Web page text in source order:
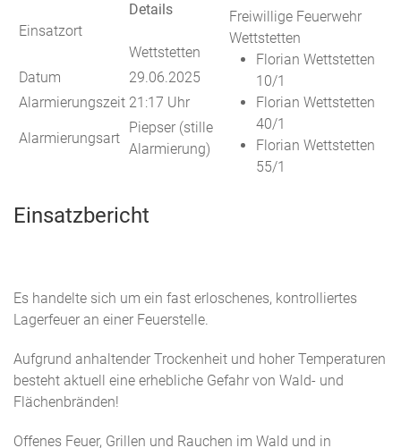
Einsatzort
Details
Wettstetten
Datum
29.06.2025
Alarmierungszeit 21:17 Uhr
Alarmierungsart
Piepser (stille
Alarmierung)
Freiwillige Feuerwehr
Wettstetten
Florian Wettstetten
10/1
Florian Wettstetten
40/1
Florian Wettstetten
55/1
Einsatzbericht
Es handelte sich um ein fast erloschenes, kontrolliertes
Lagerfeuer an einer Feuerstelle.
Aufgrund anhaltender Trockenheit und hoher Temperaturen
besteht aktuell eine erhebliche Gefahr von Wald- und
Flächenbränden!
Offenes Feuer, Grillen und Rauchen im Wald und in